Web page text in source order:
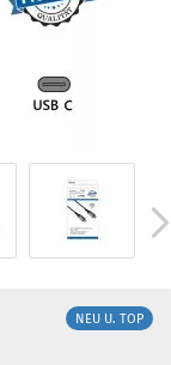
NEU U. TOP